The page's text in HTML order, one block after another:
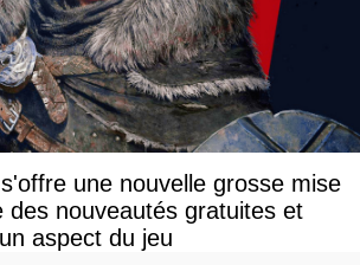
une nouvelle grosse mise
des nouveautés gratuites et
aspect du jeu